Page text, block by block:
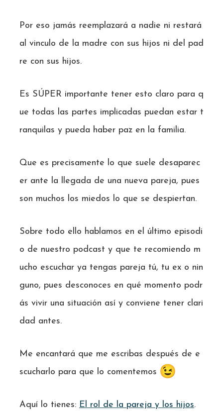
Por eso jamás reemplazará a nadie ni restará
al vinculo de la madre con sus hijos ni del pad
re con sus hijos.
Es SÚPER importante tener esto claro para q
ue todas las partes implicadas puedan estar t
ranquilas y pueda haber paz en la familia.
Que es precisamente lo que suele desaparec
er ante la llegada de una nueva pareja, pues
son muchos los miedos lo que se despiertan.
Sobre todo ello hablamos en el último episodi
o de nuestro podcast y que te recomiendo m
ucho escuchar ya tengas pareja tú, tu ex o nin
guno, pues desconoces en qué momento podr
ás vivir una situación así y conviene tener clari
dad antes.
Me encantará que me escribas después de e
scucharlo para que lo comentemos
Aquí lo tienes: El rol de la pareja y los hijos.